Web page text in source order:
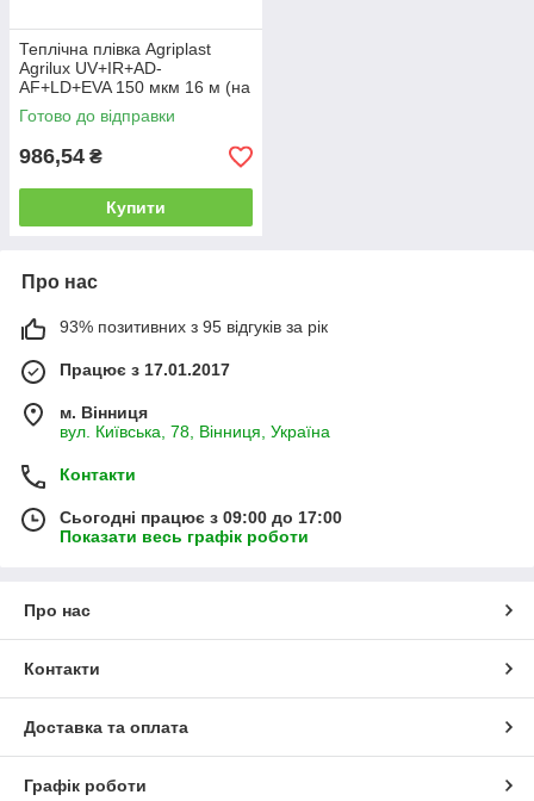
Теплічна плівка Agriplast
Agrilux UV+IR+AD-
AF+LD+EVA 150 мкм 16 м (на
метраж)
Готово до відправки
986,54 ₴
Купити
Про нас
93% позитивних з 95 відгуків за рік
Працює з 17.01.2017
м. Вінниця
вул. Київська, 78, Вінниця, Україна
Контакти
Сьогодні працює з 09:00 до 17:00
Показати весь графік роботи
Про нас
Контакти
Доставка та оплата
Графік роботи